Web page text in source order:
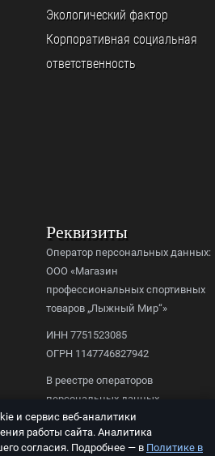
Экологический фактор
Корпоративная социальная
ответственность
Реквизиты
Оператор персональных данных:
ООО «Магазин
профессиональных спортивных
товаров „Лыжный Мир“»
ИНН 7751523085
ОГРН 1147746827942
В реестре операторов
персональных данных
Роскомнадзора,
рег. № 77-23-156092.
и сервис веб-аналитики
работы сайта. Аналитика
согласия. Подробнее — в Политике в